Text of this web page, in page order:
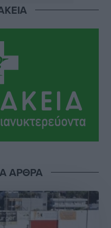
και η καλύτερη
Χατζηγεωργίου
Τετράδη στο
και την Ειρήνη
ΑΡΘΡΑ